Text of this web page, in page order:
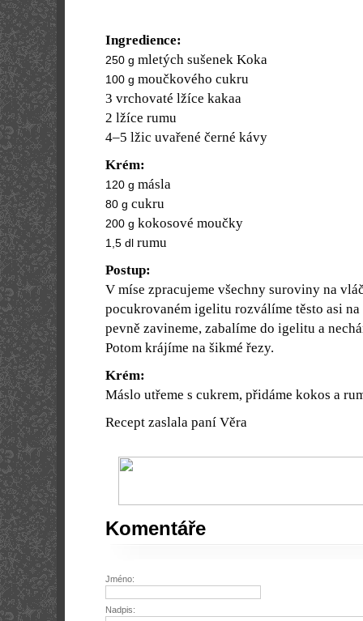
Ingredience:
250 g mletých sušenek Koka
100 g moučkového cukru
3 vrchovaté lžíce kakaa
2 lžíce rumu
4–5 lžic uvařené černé kávy
Krém:
120 g másla
80 g cukru
200 g kokosové moučky
1,5 dl rumu
Postup:
V míse zpracujeme všechny suroviny na
pocukrovaném igelitu rozválíme těsto asi na
pevně zavineme, zabalíme do igelitu a
Potom krájíme na šikmé řezy.
Krém:
Máslo utřeme s cukrem, přidáme kokos a
Recept zaslala paní Věra
Komentáře
Jméno:
Nadpis: